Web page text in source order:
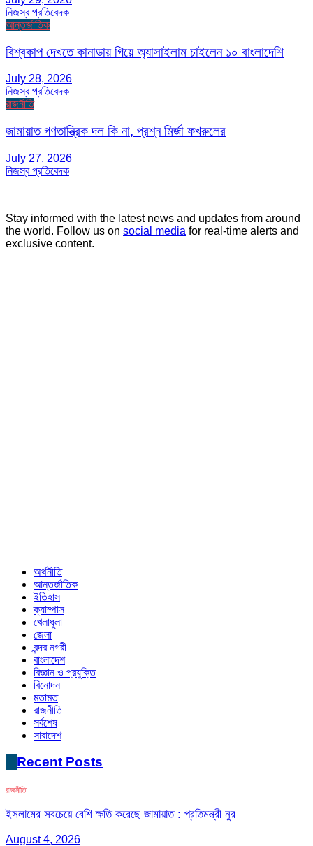
নিজস্ব প্রতিবেদক
আন্তর্জাতিক
বিশ্বকাপ দেখতে কানাডায় গিয়ে অ্যাসাইলাম চাইলেন ১০ বাংলাদেশি
July 28, 2026
নিজস্ব প্রতিবেদক
রাজনীতি
জামায়াত গণতান্ত্রিক দল কি না, প্রশ্ন মির্জা ফখরুলের
July 27, 2026
নিজস্ব প্রতিবেদক
Stay informed with the latest news and updates from around
the world. Follow us on social media for real-time alerts and
exclusive content.
অর্থনীতি
আন্তর্জাতিক
ইতিহাস
ক্যাম্পাস
খেলাধুলা
জেলা
বন্দর নগরী
বাংলাদেশ
বিজ্ঞান ও প্রযুক্তি
বিনোদন
মতামত
রাজনীতি
সর্বশেষ
সারাদেশ
Recent Posts
রাজনীতি
ইসলামের সবচেয়ে বেশি ক্ষতি করেছে জামায়াত : প্রতিমন্ত্রী নুর
August 4, 2026